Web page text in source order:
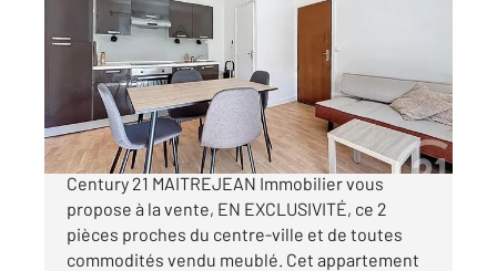
Ref : 26326
Appartement F2 à vendre
79 900 €
CHARTRES secteur Grands Prés Votre agence
Century 21 MAITREJEAN Immobilier vous
propose à la vente, EN EXCLUSIVITÉ, ce 2
pièces proches du centre-ville et de toutes
commodités vendu meublé. Cet appartement